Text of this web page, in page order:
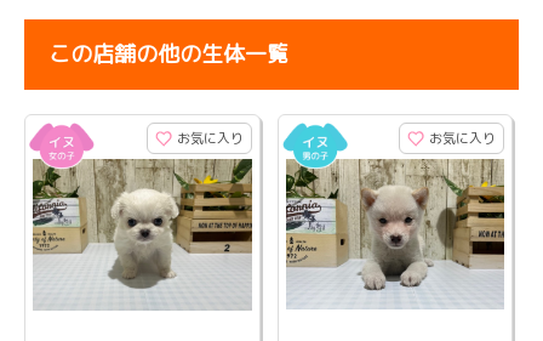
この店舗の他の生体一覧
お気に入り お気に入り